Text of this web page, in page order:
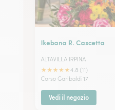
Ikebana R. Cascetta
ALTAVILLA IRPINA
★★★★★4.8 (11)
Corso Garibaldi 17
Vedi il negozio